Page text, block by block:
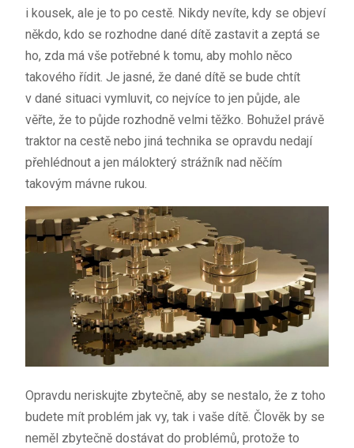
i kousek, ale je to po cestě. Nikdy nevíte, kdy se objeví
někdo, kdo se rozhodne dané dítě zastavit a zeptá se
ho, zda má vše potřebné k tomu, aby mohlo něco
takového řídit. Je jasné, že dané dítě se bude chtít
v dané situaci vymluvit, co nejvíce to jen půjde, ale
věřte, že to půjde rozhodně velmi těžko. Bohužel právě
traktor na cestě nebo jiná technika se opravdu nedají
přehlédnout a jen málokterý strážník nad něčím
takovým mávne rukou.
Opravdu neriskujte zbytečně, aby se nestalo, že z toho
budete mít problém jak vy, tak i vaše dítě. Člověk by se
neměl zbytečně dostávat do problémů, protože to